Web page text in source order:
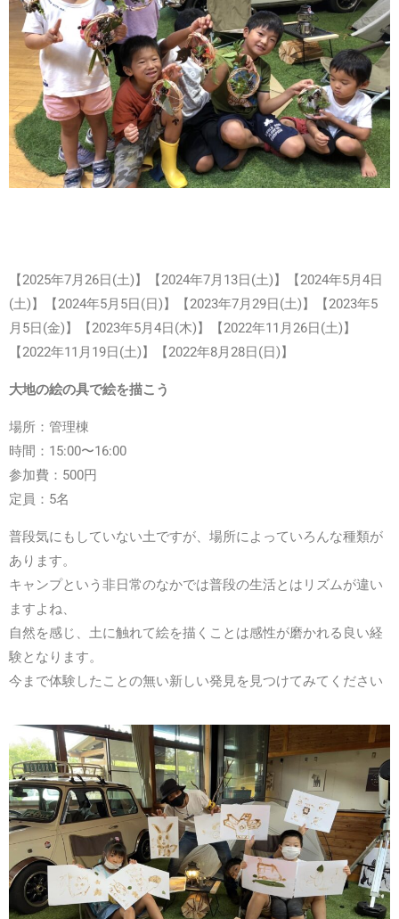
【2025年7月26日(土)】【2024年7月13日(土)】 【2024年5月4日
(土)】【2024年5月5日(日)】 【2023年7月29日(土)】 【2023年5
月5日(金)】
【2023年5月4日(木)】 【2022年11月26日(土)】
【2022年11月19日(土)】 【2022年8月28日(日)】
大地の絵の具で絵を描こう
場所：管理棟
時間：15:00〜16:00
参加費：500円
定員：5名
普段気にもしていない土ですが、場所によっていろんな種類が
あります。
キャンプという非日常のなかでは普段の生活とはリズムが違い
ますよね、
自然を感じ、土に触れて絵を描くことは感性が磨かれる良い経
験となります。
今まで体験したことの無い新しい発見を見つけてみてください